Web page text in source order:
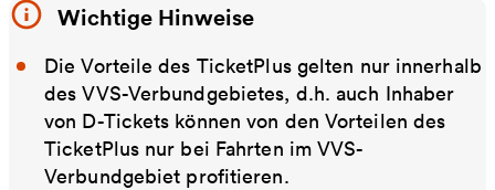
Wichtige Hinweise
Die Vorteile des TicketPlus gelten nur innerhalb
des VVS-Verbundgebietes, d.h. auch Inhaber
von D-Tickets können von den Vorteilen des
TicketPlus nur bei Fahrten im VVS-
Verbundgebiet profitieren.